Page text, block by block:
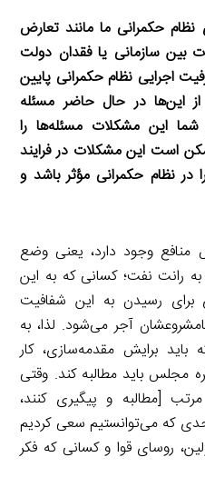
حکمرانی ما مانند تعارض
بین سازمانی یا فقدان دولت
اجرایی نظام حکمرانی پایین
این‌ها در حال حاضر مسئله
این مشکلات مسئله‌ها را
است این مشکلات در فرایند
در نظام حکمرانی مؤثر باشد و
وجود دارد، یعنی وضع
رانت نفت؛ کسانی که به این
برای رسیدن به این شفافیت
آجر می‌شود. لذا، به
برایش مقدمه‌سازی، کار
مجلس باید مطالبه کند. وقتی
[مطالبه و پیگیری کنند،
که می‌توانستیم سعی کردیم
روسای قوا و کسانی که فکر